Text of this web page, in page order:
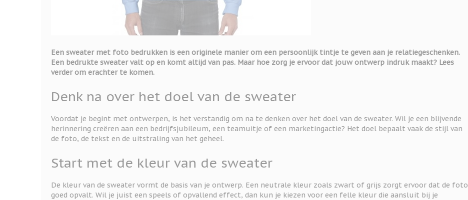
Een sweater met foto bedrukken is een originele manier om een persoonlijk tintje te geven aan je relatiegeschenken.
Een bedrukte sweater valt op en komt altijd van pas. Maar hoe zorg je ervoor dat jouw ontwerp indruk maakt? Lees
verder om erachter te komen.
Denk na over het doel van de sweater
Voordat je begint met ontwerpen, is het verstandig om na te denken over het doel van de sweater. Wil je een blijvende
herinnering creëren aan een bedrijfsjubileum, een teamuitje of een marketingactie? Het doel bepaalt vaak de stijl van
de foto, de tekst en de uitstraling van het geheel.
Start met de kleur van de sweater
De kleur van de sweater vormt de basis van je ontwerp. Een neutrale kleur zoals zwart of grijs zorgt ervoor dat de foto
goed opvalt. Wil je juist een speels of opvallend effect, dan kun je kiezen voor een felle kleur die aansluit bij je